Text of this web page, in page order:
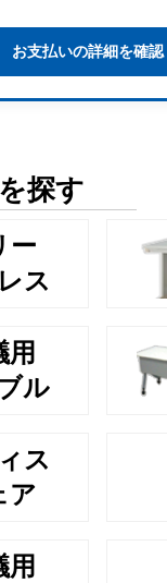
お支払いの詳細を確認
探す
ー
ス
用
ル
ス
ア
用